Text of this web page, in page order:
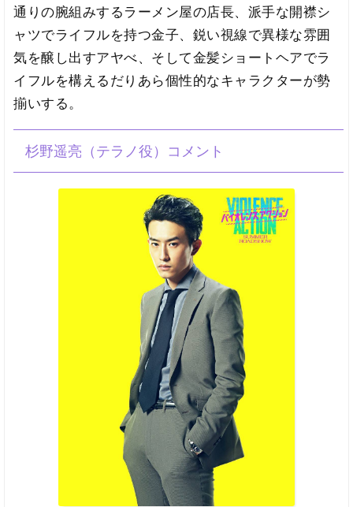
通りの腕組みするラーメン屋の店長、派手な開襟シ
ャツでライフルを持つ金子、鋭い視線で異様な雰囲
気を醸し出すアヤべ、そして金髪ショートヘアでラ
イフルを構えるだりあら個性的なキャラクターが勢
揃いする。
杉野遥亮（テラノ役）コメント